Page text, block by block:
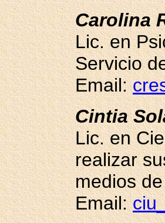
Carolina
Lic. en
Servicio
Email:
Cintia
Lic. en
realizar
medios
Email: